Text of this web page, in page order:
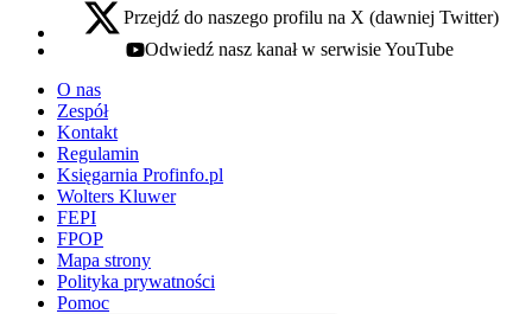
x - otwiera się w nowej karcie
Przejdź do naszego profilu na X (dawniej Twitter)
youtube - otwiera się w nowej karcie
Odwiedź nasz kanał w serwisie YouTube
O nas
Zespół
Kontakt
Regulamin
Księgarnia Profinfo.pl
Wolters Kluwer
FEPI
FPOP
Mapa strony
Polityka prywatności
Pomoc